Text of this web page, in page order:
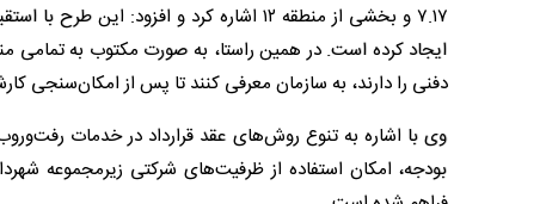
۷.۱۷ و بخشی از منطقه ۱۲ اشاره کرد و
ایجاد کرده است. در همین راستا، به صورت مکتوب به
دفنی را دارند، به سازمان معرفی کنند تا پس از امکان‌سنجی
وی با اشاره به تنوع روش‌های عقد قرارداد در خدمات
بودجه، امکان استفاده از ظرفیت‌های شرکتی زیرمجموعه